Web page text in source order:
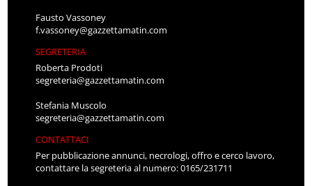
Fausto Vassoney
f.vassoney@gazzettamatin.com
SEGRETERIA
Roberta Prodoti
segreteria@gazzettamatin.com
Stefania Muscolo
segreteria@gazzettamatin.com
CONTATTACI
Per pubblicazione annunci, necrologi, offro e cerco lavoro,
contattare la segreteria al numero: 0165/231711